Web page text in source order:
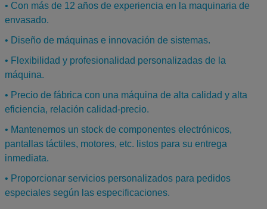
• Con más de 12 años de experiencia en la maquinaria de
envasado.
• Diseño de máquinas e innovación de sistemas.
• Flexibilidad y profesionalidad personalizadas de la
máquina.
• Precio de fábrica con una máquina de alta calidad y alta
eficiencia, relación calidad-precio.
• Mantenemos un stock de componentes electrónicos,
pantallas táctiles, motores, etc. listos para su entrega
inmediata.
• Proporcionar servicios personalizados para pedidos
especiales según las especificaciones.